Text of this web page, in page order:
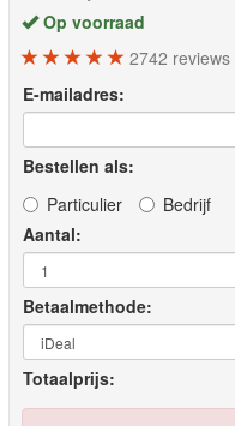
Op voorraad
2742 reviews
E-mailadres:
Bestellen als:
Particulier
Bedrijf
Aantal:
Betaalmethode:
Totaalprijs: